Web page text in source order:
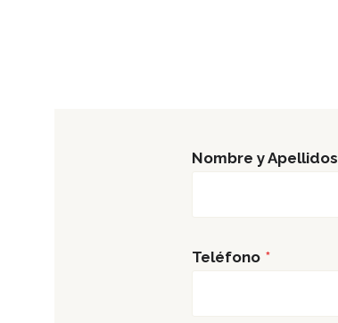
LEGALESNombre y Apellidos
Teléfono *